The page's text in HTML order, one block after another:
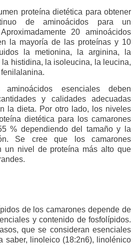
proteína dietética para obtener
de aminoácidos para un
20 aminoácidos
la mayoría de las proteínas y 10
la metionina, la arginina, la
histidina, la isoleucina, la leucina,
esenciales deben
y calidades adecuadas
la dieta. Por otro lado, los niveles
dietética para los camarones
% dependiendo del tamaño y la
Se cree que los camarones
un nivel de proteína más alto que
de los camarones depende de
y contenido de fosfolípidos.
que se consideran esenciales
saber, linoleico (18:2n6), linolénico